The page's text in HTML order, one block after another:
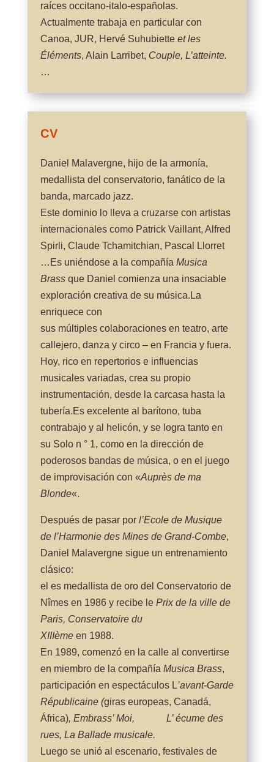
raíces occitano-italo-españolas.
Actualmente trabaja en particular con
Canoa, JUR, Hervé Suhubiette et les
Éléments, Alain Larribet, Couple, L’atteinte.
…
CV
Daniel Malavergne, hijo de la armonía,
medallista del conservatorio, fanático de la
banda, marcado jazz.
Este dominio lo lleva a cruzarse con artistas
internacionales como Patrick Vaillant, Alfred
Spirli, Claude Tchamitchian, Pascal Llorret
…Es uniéndose a la compañía Musica
Brassque Daniel comienza una insaciable
exploración creativa de su música.La
enriquece con
sus múltiples colaboraciones en teatro, arte
callejero, danza y circo – en Francia y fuera.
Hoy, rico en repertorios e influencias
musicales variadas, crea su propio
instrumentación, desde la carcasa hasta la
tubería.Es excelente al barítono, tuba
contrabajo y al helicón, y se logra tanto en
su Solo n ° 1, como en la dirección de
poderosos bandas de música, o en el juego
de improvisación con «Auprès de ma
Blonde«.
Después de pasar por l’Ecole de Musique
de l’Harmonie des Mines de Grand-Combe,
Daniel Malavergne sigue un entrenamiento
clásico:
el es medallista de oro del Conservatorio de
Nîmes en 1986 y recibe le Prix de la ville de
Paris, Conservatoire du
XIIIème en 1988.
En 1989, comenzó en la calle al convertirse
en miembro de la compañía Musica Brass,
participación en espectáculos L’avant-Garde
Républicaine (giras europeas, Canadá,
África), Embrass’ Moi,
L’ écume des
rues, La Ballade musicale.
Luego se unió al escenario, festivales de